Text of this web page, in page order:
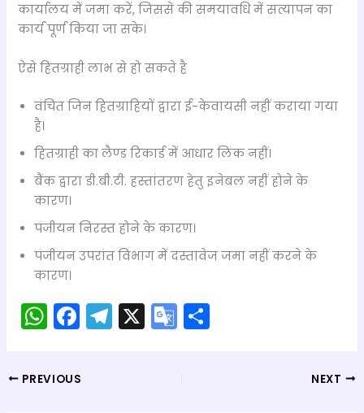
कार्यालय में जमा करें, जिससे की समयावधि में सत्यापन का
कार्य पूर्ण किया जा सके।
ऐसे हितग्राही लाभ से हो सकते है
वंचित जिन हितग्राहियों द्वारा ई-केवायसी नहीं कराया गया
है।
हितग्राही का लैण्ड रिकार्ड में आधार लिंक नहीं।
बैंक द्वारा डी.बी.टी. हस्तांतरण हेतु इनेबल नहीं होने के
कारण।
पंजीयन निरस्त होने के कारण।
पंजीयन उपरांत विभाग में दस्तावेज जमा नहीं करने के
कारण।
W
h
a
ts
F
a
c
e
T
el
X G
o
PREVIOUS NEXT